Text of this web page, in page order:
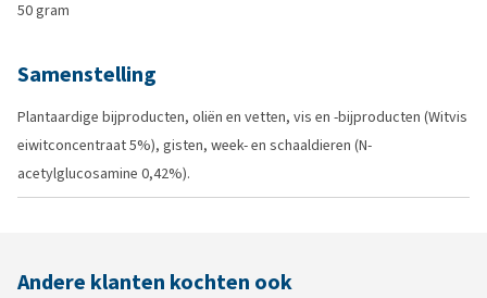
50 gram
Samenstelling
Plantaardige bijproducten, oliën en vetten, vis en -bijproducten (Witvis
eiwitconcentraat 5%), gisten, week- en schaaldieren (N-
acetylglucosamine 0,42%).
Andere klanten kochten ook